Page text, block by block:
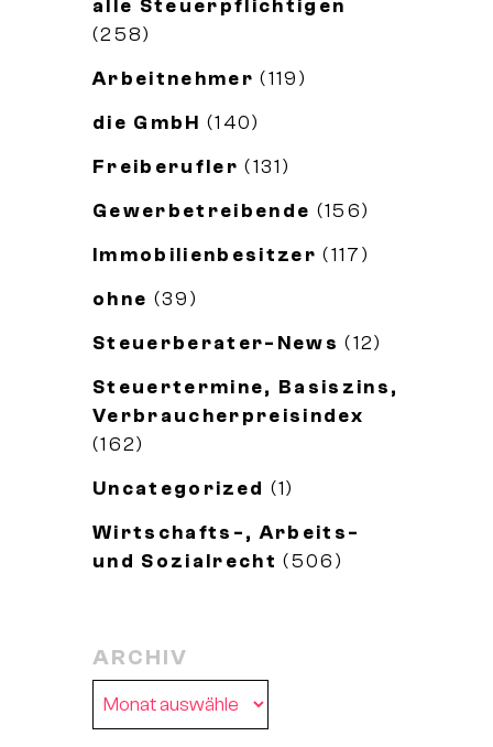
alle Steuerpflichtigen
(258)
Arbeitnehmer (119)
die GmbH (140)
Freiberufler (131)
Gewerbetreibende (156)
Immobilienbesitzer (117)
ohne (39)
Steuerberater-News (12)
Steuertermine, Basiszins,
Verbraucherpreisindex
(162)
Uncategorized (1)
Wirtschafts-, Arbeits-
und Sozialrecht (506)
ARCHIV